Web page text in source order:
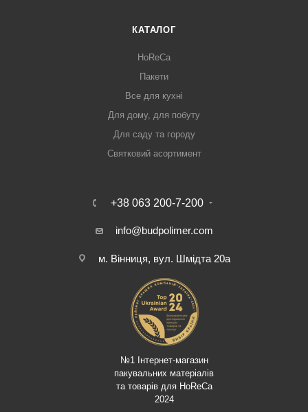
КАТАЛОГ
HoReCa
Пакети
Все для кухні
Для дому, для побуту
Для саду та городу
Святковий асортимент
+38 063 200-7-200
info@budpolimer.com
м. Вінниця, вул. Шмідта 20а
№1 Інтернет-магазин
пакувальних матеріалів
та товарів для HoReCa
2024